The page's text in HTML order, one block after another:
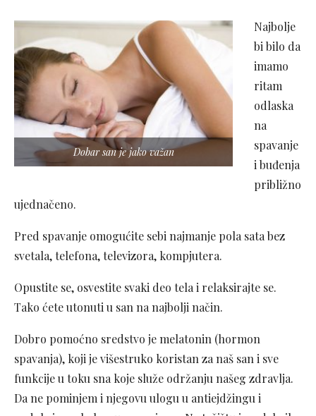
Dobar san je jako važan
Najbolje
bi bilo da
imamo
ritam
odlaska
na
spavanje
i buđenja
približno
ujednačeno.
Pred spavanje omogućite sebi najmanje pola sata bez
svetala, telefona, televizora, kompjutera.
Opustite se, osvestite svaki deo tela i relaksirajte se.
Tako ćete utonuti u san na najbolji način.
Dobro pomoćno sredstvo je melatonin (hormon
spavanja), koji je višestruko koristan za naš san i sve
funkcije u toku sna koje služe održanju našeg zdravlja.
Da ne pominjem i njegovu ulogu u antiejdžingu i